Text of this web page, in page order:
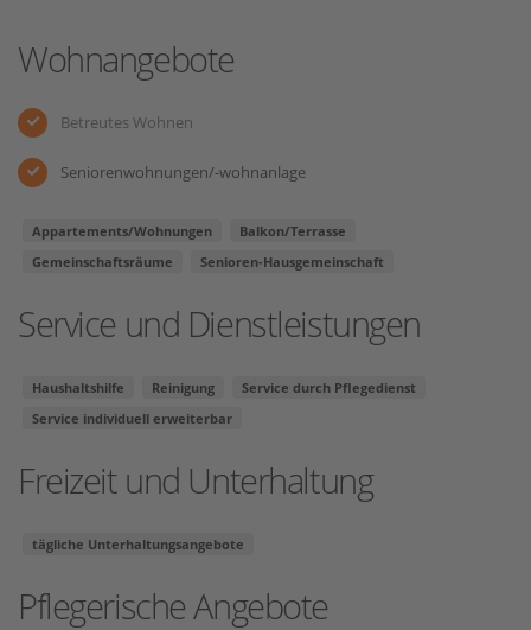
Wohnangebote
Betreutes Wohnen
Seniorenwohnungen/-wohnanlage
Appartements/Wohnungen
Balkon/Terrasse
Gemeinschaftsräume
Senioren-Hausgemeinschaft
Service und Dienstleistungen
Haushaltshilfe Reinigung
Service durch Pflegedienst
Service individuell erweiterbar
Freizeit und Unterhaltung
tägliche Unterhaltungsangebote
Pflegerische Angebote